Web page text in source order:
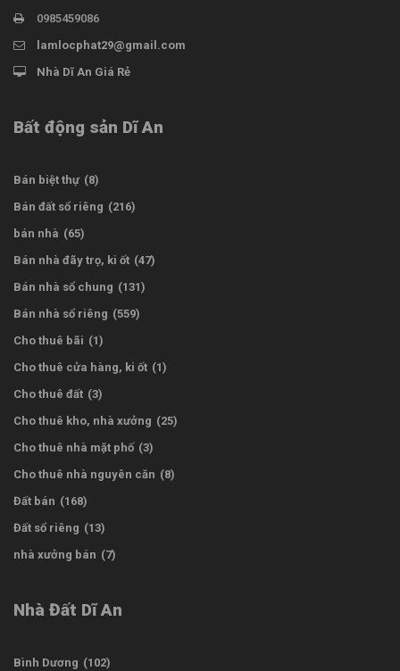
0985459086
lamlocphat29@gmail.com
Nhà Dĩ An Giá Rẻ
Bất động sản Dĩ An
Bán biệt thự (8)
Bán đất sổ riêng (216)
bán nhà (65)
Bán nhà đãy trọ, ki ốt (47)
Bán nhà sổ chung (131)
Bán nhà sổ riêng (559)
Cho thuê bãi (1)
Cho thuê cửa hàng, ki ốt (1)
Cho thuê đất (3)
Cho thuê kho, nhà xưởng (25)
Cho thuê nhà mặt phố (3)
Cho thuê nhà nguyên căn (8)
Đất bán (168)
Đất sổ riêng (13)
nhà xưởng bán (7)
Nhà Đất Dĩ An
Bình Dương (102)